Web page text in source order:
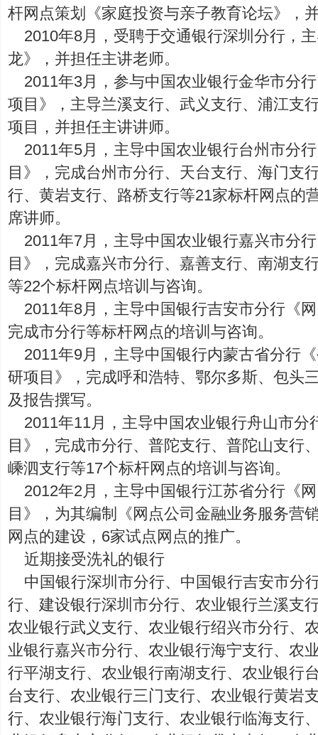
杆网点策划《家庭投资与亲子教育论坛》，
2010年8月，受聘于交通银行深圳分行，
龙》，并担任主讲老师。
2011年3月，参与中国农业银行金华市分
项目》，主导兰溪支行、武义支行、浦江支
项目，并担任主讲讲师。
2011年5月，主导中国农业银行台州市分
目》，完成台州市分行、天台支行、海门支
行、黄岩支行、路桥支行等21家标杆网点的
席讲师。
2011年7月，主导中国农业银行嘉兴市分
目》，完成嘉兴市分行、嘉善支行、南湖支
等22个标杆网点培训与咨询。
2011年8月，主导中国银行吉安市分行《
完成市分行等标杆网点的培训与咨询。
2011年9月，主导中国银行内蒙古省分行
研项目》，完成呼和浩特、鄂尔多斯、包头
及报告撰写。
2011年11月，主导中国农业银行舟山市分
目》，完成市分行、普陀支行、普陀山支行
嵊泗支行等17个标杆网点的培训与咨询。
2012年2月，主导中国银行江苏省分行《
目》，为其编制《网点公司金融业务服务营
网点的建设，6家试点网点的推广。
近期接受洗礼的银行
中国银行深圳市分行、中国银行吉安市分
行、建设银行深圳市分行、农业银行兰溪支
农业银行武义支行、农业银行绍兴市分行、
业银行嘉兴市分行、农业银行海宁支行、农
行平湖支行、农业银行南湖支行、农业银行
台支行、农业银行三门支行、农业银行黄岩
行、农业银行海门支行、农业银行临海支行